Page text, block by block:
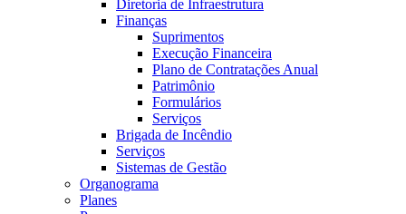
Diretoria de Infraestrutura
Finanças
Suprimentos
Execução Financeira
Plano de Contratações Anual
Patrimônio
Formulários
Serviços
Brigada de Incêndio
Serviços
Sistemas de Gestão
Organograma
Planes